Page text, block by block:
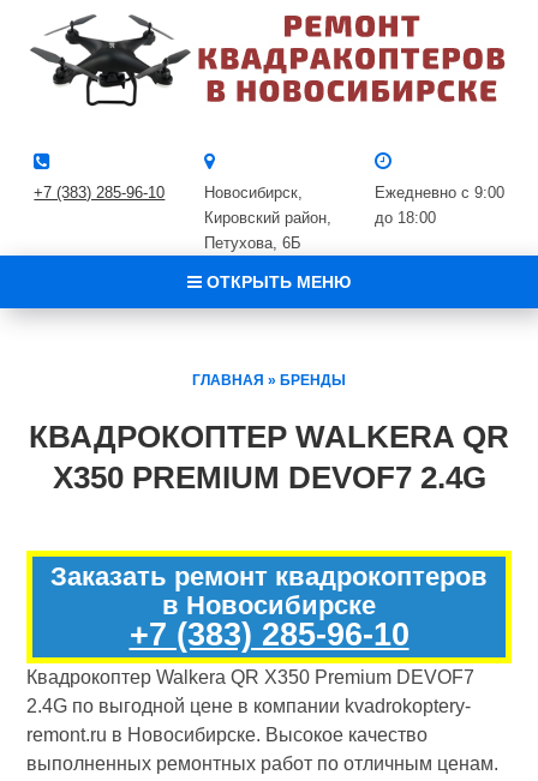
Ежедневно с 9:00
до 18:00
Новосибирск,
Кировский район, ​
Петухова, 6Б
+7 (383) 285-96-10
ОТКРЫТЬ МЕНЮ
ГЛАВНАЯ » БРЕНДЫ
КВАДРОКОПТЕР WALKERA QR
X350 PREMIUM DEVOF7 2.4G
Заказать ремонт квадрокоптеров
в Новосибирске
+7 (383) 285-96-10
Квадрокоптер Walkera QR X350 Premium DEVOF7
2.4G по выгодной цене в компании kvadrokoptery-
remont.ru в Новосибирске. Высокое качество
выполненных ремонтных работ по отличным ценам.